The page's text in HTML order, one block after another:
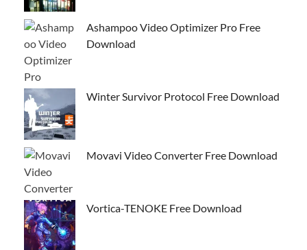
Ashampoo Video Optimizer Pro Free
Download
Winter Survivor Protocol Free Download
Movavi Video Converter Free Download
Vortica-TENOKE Free Download